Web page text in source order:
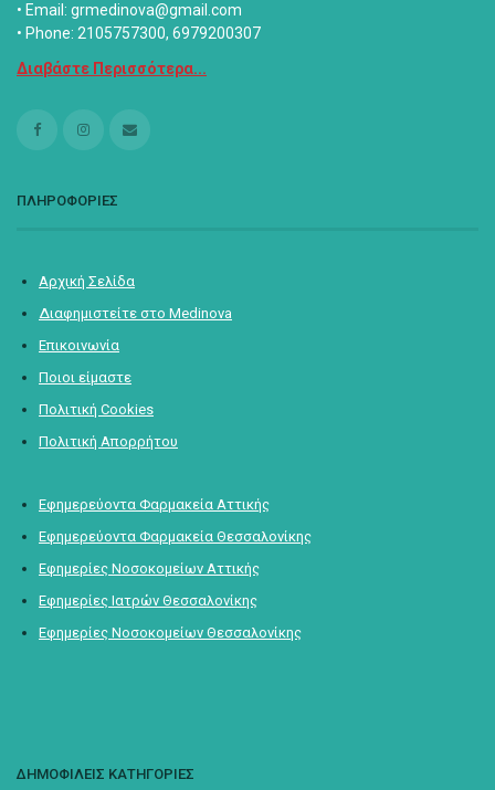
• Email: grmedinova@gmail.com
• Phone: 2105757300, 6979200307
Διαβάστε Περισσότερα...
ΠΛΗΡΟΦΟΡΙΕΣ
Αρχική Σελίδα
Διαφημιστείτε στο Medinova
Επικοινωνία
Ποιοι είμαστε
Πολιτική Cookies
Πολιτική Απορρήτου
Εφημερεύοντα Φαρμακεία Αττικής
Εφημερεύοντα Φαρμακεία Θεσσαλονίκης
Εφημερίες Νοσοκομείων Αττικής
Εφημερίες Ιατρών Θεσσαλονίκης
Εφημερίες Νοσοκομείων Θεσσαλονίκης
ΔΗΜΟΦΙΛΕΙΣ ΚΑΤΗΓΟΡΙΕΣ